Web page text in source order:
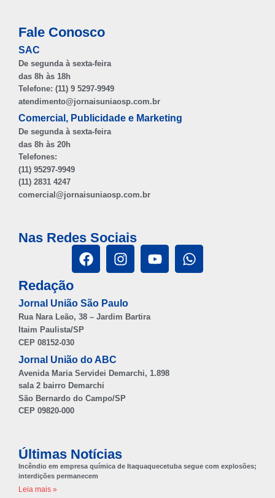
Fale Conosco
SAC
De segunda à sexta-feira
das 8h às 18h
Telefone: (11) 9 5297-9949
atendimento@jornaisuniaosp.com.br
Comercial, Publicidade e Marketing
De segunda à sexta-feira
das 8h às 20h
Telefones:
(11) 95297-9949
(11) 2831 4247
comercial@jornaisuniaosp.com.br
Nas Redes Sociais
Redação
Jornal União São Paulo
Rua Nara Leão, 38 – Jardim Bartira
Itaim Paulista/SP
CEP 08152-030
Jornal União do ABC
Avenida Maria Servidei Demarchi, 1.898
sala 2 bairro Demarchi
São Bernardo do Campo/SP
CEP 09820-000
Últimas Notícias
Incêndio em empresa química de Itaquaquecetuba segue com explosões;
interdições permanecem
Leia mais »